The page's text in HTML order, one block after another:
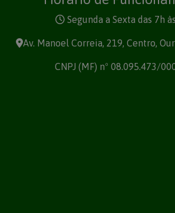
Segunda a Sexta das 7h
Av. Manoel Correia, 219, Centro,
CNPJ (MF) nº 08.095.473/